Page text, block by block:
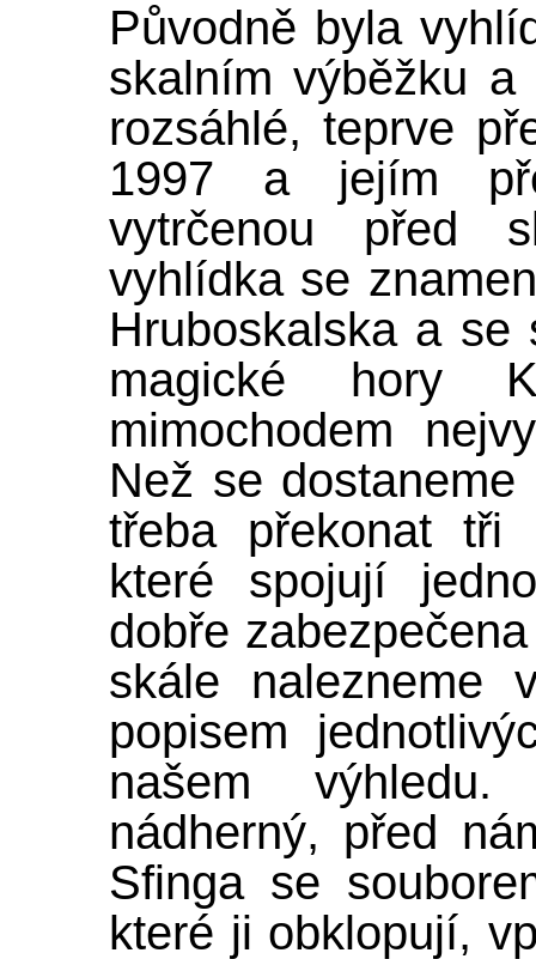
Původně byla
skalním výběžku
rozsáhlé, teprve
1997 a jejím
vytrčenou před
vyhlídka se
Hruboskalska a se
magické hory
mimochodem
Než se
třeba překonat tři
které spojují
dobře
skále nalezneme
popisem
našem
nádherný, před
Sfinga se
které ji obklopují,